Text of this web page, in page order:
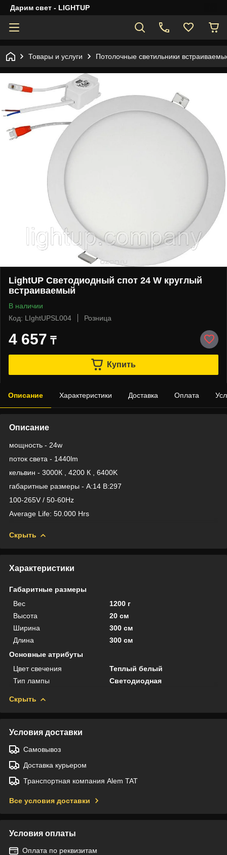
Дарим свет - LIGHTUP
Товары и услуги Потолочные светильники
LightUP Светодиодный спот 24 W круглый
встраиваемый
В наличии
Код: LIghtUPSL004
Розница
4 657 ₸
Купить
Описание Характеристики Доставка Оплата
Описание
мощность - 24w
поток света - 1440lm
кельвин - 3000К , 4200 К , 6400K
габаритные размеры - A:14 B:297
100-265V / 50-60Hz
Average Life: 50.000 Hrs
Скрыть
Характеристики
Габаритные размеры
Вес
1200 г
Высота
20 см
Ширина
300 см
Длина
300 см
Основные атрибуты
Цвет свечения
Теплый белый
Тип лампы
Светодиодная
Скрыть
Условия доставки
Самовывоз
Доставка курьером
Транспортная компания Alem TAT
Все условия доставки
Условия оплаты
Оплата по реквизитам